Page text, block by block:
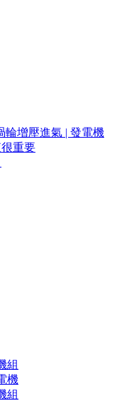
輪增壓進氣 | 發電機
重要
組
機
組